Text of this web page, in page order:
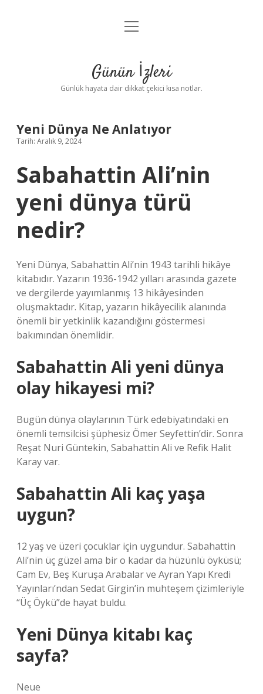
Anasayfa
Yasal Uyarı
menüyü
Günün İzleri
Günlük hayata dair dikkat çekici kısa notlar.
Yeni Dünya Ne Anlatıyor
Tarih: Aralık 9, 2024
Sabahattin Ali’nin
yeni dünya türü
nedir?
Yeni Dünya, Sabahattin Ali’nin 1943 tarihli hikâye
kitabıdır. Yazarın 1936-1942 yılları arasında gazete
ve dergilerde yayımlanmış 13 hikâyesinden
oluşmaktadır. Kitap, yazarın hikâyecilik alanında
önemli bir yetkinlik kazandığını göstermesi
bakımından önemlidir.
Sabahattin Ali yeni dünya
olay hikayesi mi?
Bugün dünya olaylarının Türk edebiyatındaki en
önemli temsilcisi şüphesiz Ömer Seyfettin’dir. Sonra
Reşat Nuri Güntekin, Sabahattin Ali ve Refik Halit
Karay var.
Sabahattin Ali kaç yaşa
uygun?
12 yaş ve üzeri çocuklar için uygundur. Sabahattin
Ali’nin üç güzel ama bir o kadar da hüzünlü öyküsü;
Cam Ev, Beş Kuruşa Arabalar ve Ayran Yapı Kredi
Yayınları’ndan Sedat Girgin’in muhteşem çizimleriyle
“Üç Öykü”de hayat buldu.
Yeni Dünya kitabı kaç
sayfa?
Neue